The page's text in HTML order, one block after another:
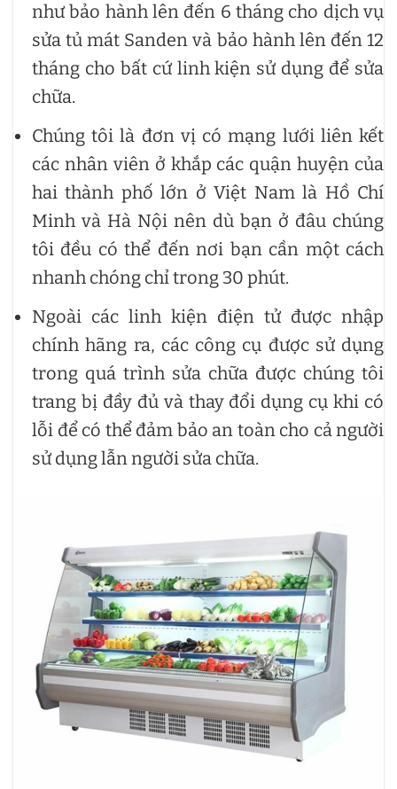
như bảo hành lên đến 6 tháng cho dịch vụ
sửa tủ mát Sanden và bảo hành lên đến 12
tháng cho bất cứ linh kiện sử dụng để sửa
chữa.
Chúng tôi là đơn vị có mạng lưới liên kết
các nhân viên ở khắp các quận huyện của
hai thành phố lớn ở Việt Nam là Hồ Chí
Minh và Hà Nội nên dù bạn ở đâu chúng
tôi đều có thể đến nơi bạn cần một cách
nhanh chóng chỉ trong 30 phút.
Ngoài các linh kiện điện tử được nhập
chính hãng ra, các công cụ được sử dụng
trong quá trình sửa chữa được chúng tôi
trang bị đầy đủ và thay đổi dụng cụ khi có
lỗi để có thể đảm bảo an toàn cho cả người
sử dụng lẫn người sửa chữa.